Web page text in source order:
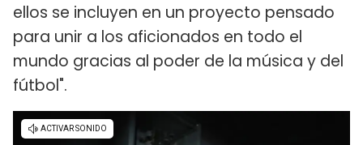
ellos se incluyen en un proyecto pensado
para unir a los aficionados en todo el
mundo gracias al poder de la música y del
fútbol".